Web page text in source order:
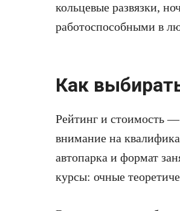
кольцевые развязки,
работоспособными в
Как
Рейтинг и стоимость
внимание на
автопарка и формат
курсы: очные